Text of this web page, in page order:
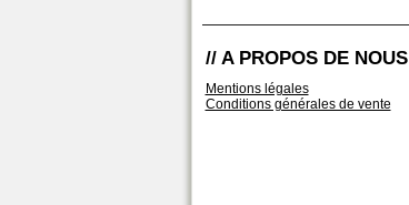
// A PROPOS DE NOUS
Mentions légales
Conditions générales de vente